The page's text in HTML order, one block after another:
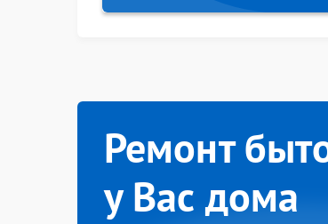
Ремонт
у Вас дома